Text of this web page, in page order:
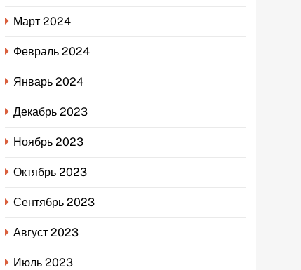
Март 2024
Февраль 2024
Январь 2024
Декабрь 2023
Ноябрь 2023
Октябрь 2023
Сентябрь 2023
Август 2023
Июль 2023